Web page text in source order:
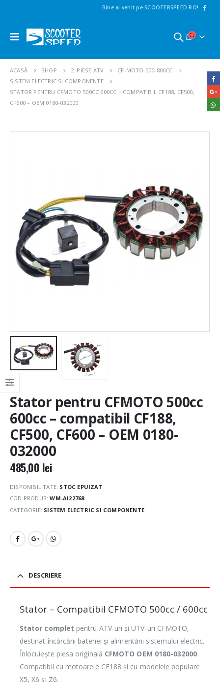
Bine ai venit pe SCOOTERSPEED.RO!
ACASĂ SHOP 2. PIESE ATV
CF-MOTO 500-800CC
SISTEM ELECTRIC SI COMPONENTE
STATOR PENTRU CFMOTO 500CC 600CC – COMPATIBIL CF188, CF500,
CF600 – OEM 0180-032000
Stator pentru CFMOTO 500cc
600cc – compatibil CF188,
CF500, CF600 – OEM 0180-
032000
485,00 lei
DISPONIBILITATE: STOC EPUIZAT
COD PRODUS:WM-AI22768
CATEGORIE: SISTEM ELECTRIC SI COMPONENTE
DESCRIERE
Stator – Compatibil CFMOTO 500cc / 600cc
Stator complet pentru ATV-uri și UTV-uri CFMOTO,
destinat încărcării bateriei și alimentării sistemului electric.
Înlocuiește piesa originală CFMOTO OEM 0180-032000.
Compatibil cu motoarele CF188 și cu modelele populare
X5, X6 și Z6.